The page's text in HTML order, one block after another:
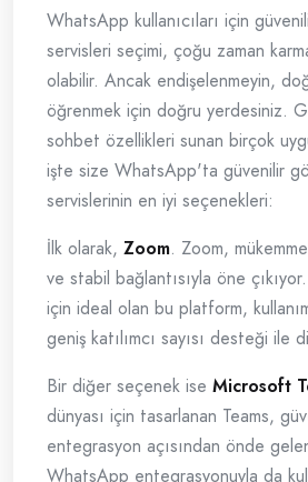
WhatsApp kullanıcıları için
servisleri seçimi, çoğu zaman
olabilir. Ancak endişelenmeyin,
öğrenmek için doğru yerdesiniz.
sohbet özellikleri sunan birçok
işte size WhatsApp'ta güvenilir
servislerinin en iyi seçenekleri:
İlk olarak, Zoom. Zoom,
ve stabil bağlantısıyla öne
için ideal olan bu platform,
geniş katılımcı sayısı desteği ile
Bir diğer seçenek ise Microsoft
dünyası için tasarlanan Teams,
entegrasyon açısından önde
WhatsApp entegrasyonuyla da